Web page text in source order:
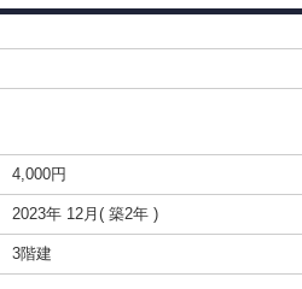
4,000円
2023年 12月( 築2年 )
3階建